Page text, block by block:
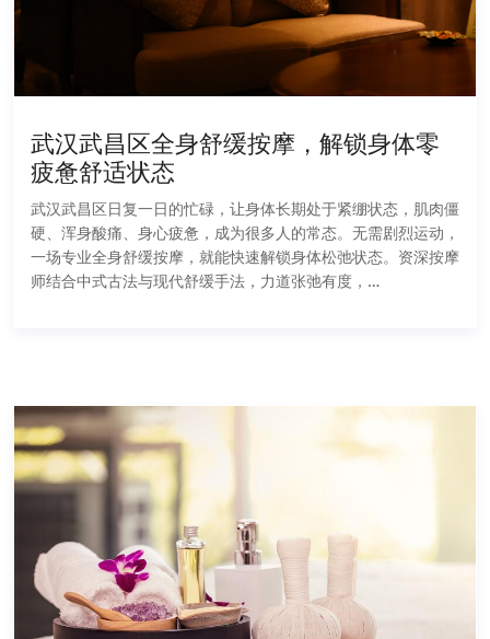
武汉武昌区全身舒缓按摩，解锁身体零
疲惫舒适状态
武汉武昌区日复一日的忙碌，让身体长期处于紧绷状态，肌肉僵
硬、浑身酸痛、身心疲惫，成为很多人的常态。无需剧烈运动，
一场专业全身舒缓按摩，就能快速解锁身体松弛状态。资深按摩
师结合中式古法与现代舒缓手法，力道张弛有度，…